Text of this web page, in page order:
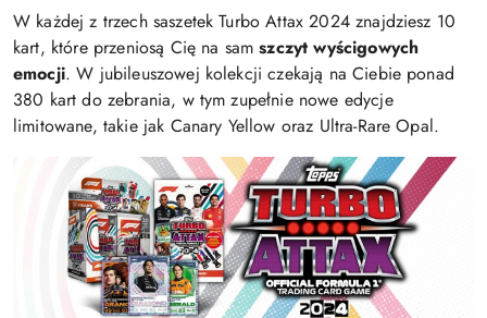
W każdej z trzech saszetek Turbo Attax 2024 znajdziesz 10
kart, które przeniosą Cię na samszczyt wyścigowych
emocji. W jubileuszowej kolekcji czekają na Ciebie ponad
380 kart do zebrania, w tym zupełnie nowe edycje
limitowane, takie jak Canary Yellow oraz Ultra-Rare Opal.